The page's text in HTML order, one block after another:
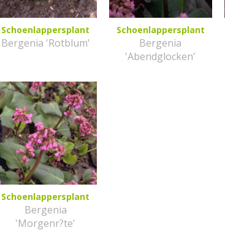
Schoenlappersplant
Bergenia 'Rotblum'
Schoenlappersplant
Bergenia
'Abendglocken'
Schoenlappersplant
Bergenia
'Morgenr?te'